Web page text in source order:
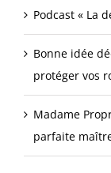
Podcast « La
Bonne idée
protéger vos
Madame
parfaite